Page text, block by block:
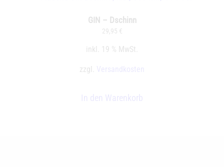
GIN – Dschinn
29,95 €
inkl. 19 % MwSt.
zzgl.